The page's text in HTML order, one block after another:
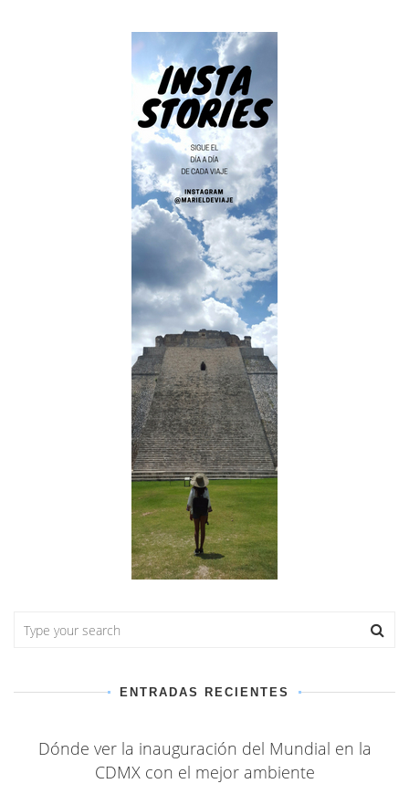
ENTRADAS RECIENTES
Dónde ver la inauguración del Mundial en la
CDMX con el mejor ambiente